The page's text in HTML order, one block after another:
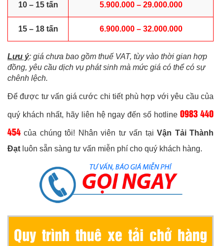
10 – 15 tấn 5.900.000 – 29.000.000
15 – 18 tấn 6.900.000 – 32.000.000
Lưu ý: giá chưa bao gồm thuế VAT, tùy vào thời gian hợp
đồng, yêu cầu dịch vụ phát sinh mà mức giá có thể có sự
chênh lệch.
Để được tư vấn giá cước chi tiết phù hợp với yêu cầu của
quý khách nhất, hãy liên hệ ngay đến số hotline0983 440
454 của chúng tôi! Nhân viên tư vấn tạiVận Tải Thành
Đạt luôn sẵn sàng tư vấn miễn phí cho quý khách hàng.
Quy trình thuê xe tải chở hàng